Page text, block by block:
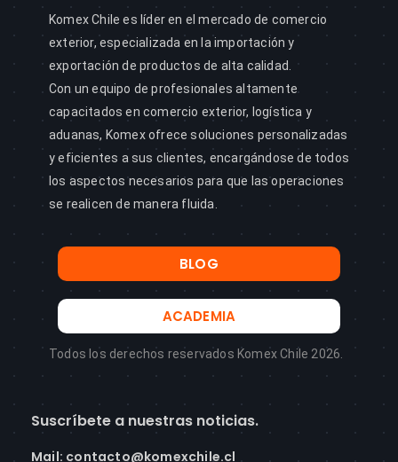
Komex Chile es líder en el mercado de comercio
exterior, especializada en la importación y
exportación de productos de alta calidad.
Con un equipo de profesionales altamente
capacitados en comercio exterior, logística y
aduanas, Komex ofrece soluciones personalizadas
y eficientes a sus clientes, encargándose de todos
los aspectos necesarios para que las operaciones
se realicen de manera fluida.
BLOG
ACADEMIA
Todos los derechos reservados Komex Chile 2026.
Suscríbete a nuestras noticias.
Mail: contacto@komexchile.cl